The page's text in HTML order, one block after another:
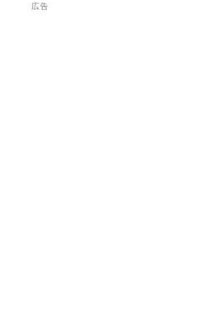
広告